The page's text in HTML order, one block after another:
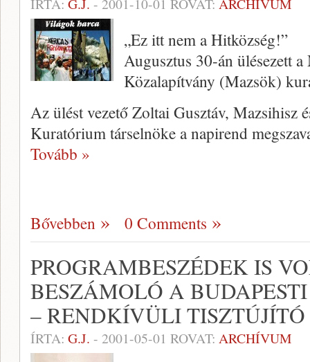
ÍRTA: G.J. - 2001-10-01 ROVAT: ARCHÍVUM
„Ez itt nem a Hitközség!”
Augusztus 30-án ülésezett
Közalapítvány (Mazsök)
Az ülést vezető Zoltai Gusztáv, Mazsihisz
Kuratórium társelnöke a napirend
Tovább »
Bővebben 0 Comments
PROGRAMBESZÉDEK IS
BESZÁMOLÓ A
– RENDKÍVÜLI
ÍRTA: G.J. - 2001-05-01 ROVAT: ARCHÍVUM